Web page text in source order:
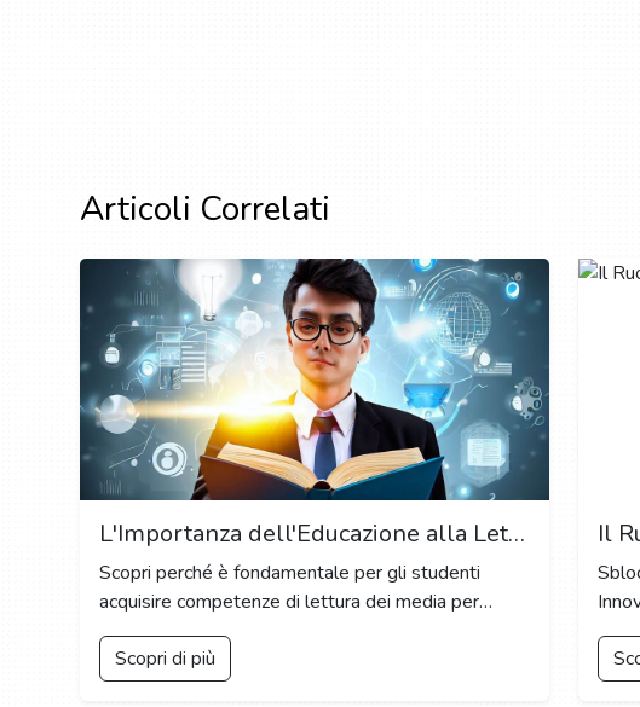
Articoli Correlati
L'Importanza dell'Educazione alla Lettura dei Media nell'Era Digitale: Come Sviluppare Competenze Critiche per Navigare nel Mondo dell'Informazione Online
Scopri perché è fondamentale per gli studenti
acquisire competenze di lettura dei media per
discernere tra informazioni affidabili e false nel
panorama digitale in continua evoluzione.
Scopri di più